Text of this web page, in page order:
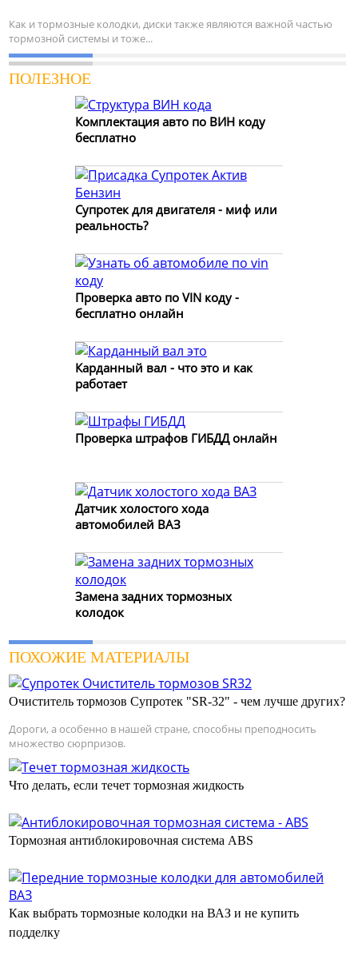
Как и тормозные колодки, диски также являются важной частью
тормозной системы и тоже...
ПОЛЕЗНОЕ
Комплектация авто по ВИН коду
бесплатно
Супротек для двигателя - миф или
реальность?
Проверка авто по VIN коду -
бесплатно онлайн
Карданный вал - что это и как
работает
Проверка штрафов ГИБДД онлайн
Датчик холостого хода
автомобилей ВАЗ
Замена задних тормозных
колодок
ПОХОЖИЕ МАТЕРИАЛЫ
Очиститель тормозов Супротек "SR-32" - чем лучше других?
Дороги, а особенно в нашей стране, способны преподносить
множество сюрпризов.
Что делать, если течет тормозная жидкость
Тормозная антиблокировочная система ABS
Как выбрать тормозные колодки на ВАЗ и не купить
подделку